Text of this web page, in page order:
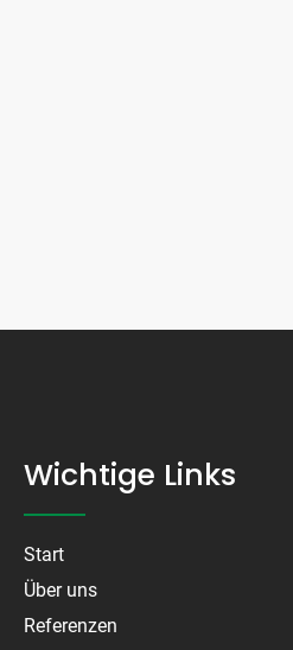
Wichtige Links
Start
Über uns
Referenzen